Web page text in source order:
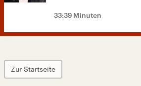
33:39 Minuten
Zur Startseite